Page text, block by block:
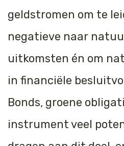
geldstromen om te
negatieve naar
uitkomsten én om
in financiële
Bonds, groene
instrument veel